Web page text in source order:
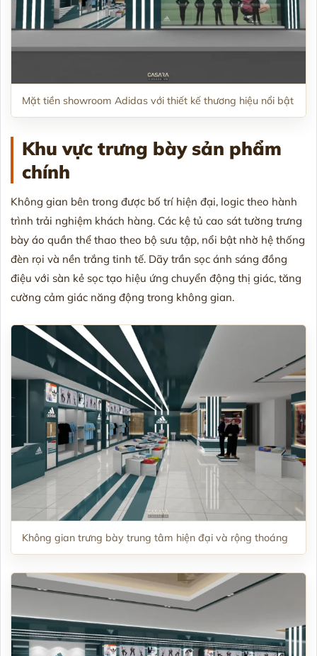
Mặt tiền showroom Adidas với thiết kế thương hiệu nổi bật
Khu vực trưng bày sản phẩm
chính
Không gian bên trong được bố trí hiện đại, logic theo hành
trình trải nghiệm khách hàng. Các kệ tủ cao sát tường trưng
bày áo quần thể thao theo bộ sưu tập, nổi bật nhờ hệ thống
đèn rọi và nền trắng tinh tế. Dãy trần sọc ánh sáng đồng
điệu với sàn kẻ sọc tạo hiệu ứng chuyển động thị giác, tăng
cường cảm giác năng động trong không gian.
Không gian trưng bày trung tâm hiện đại và rộng thoáng